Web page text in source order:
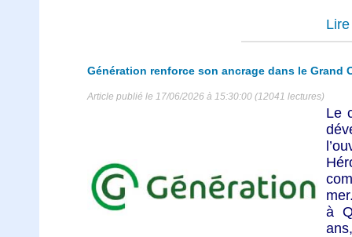
Génération renforce son ancrage dans le Grand
Article publié le 17/06/2026 à 15:30:00 (12041 lectures)
Le
à